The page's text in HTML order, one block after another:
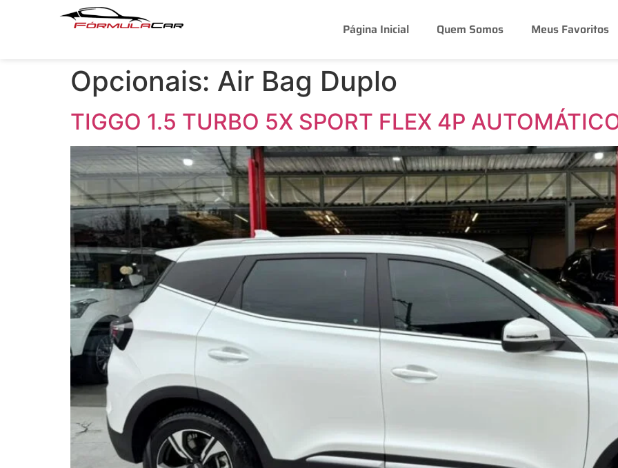
Página Inicial Quem Somos Meus Favoritos
Opcionais: Air Bag Duplo
TIGGO 1.5 TURBO 5X SPORT FLEX 4P